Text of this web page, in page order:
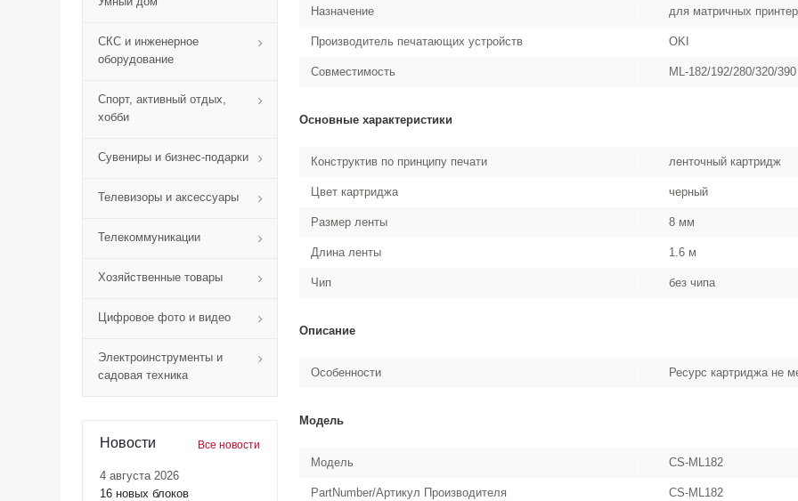
СКС и инженерное
оборудование
Спорт, активный отдых,
хобби
Сувениры и бизнес-подарки
Телевизоры и аксессуары
Телекоммуникации
Хозяйственные товары
Цифровое фото и видео
Электроинструменты и
садовая техника
Новости Все новости
4 августа 2026
16 новых блоков
Назначение для матричных
Производитель печатающих устройств OKI
Совместимость ML-182/192/280/320/390
Основные характеристики
Конструктив по принципу печати ленточный картридж
Цвет картриджа черный
Размер ленты 8 мм
Длина ленты 1.6 м
Чип без чипа
Описание
Особенности Ресурс картриджа не
Модель
Модель CS-ML182
PartNumber/Артикул Производителя CS-ML182